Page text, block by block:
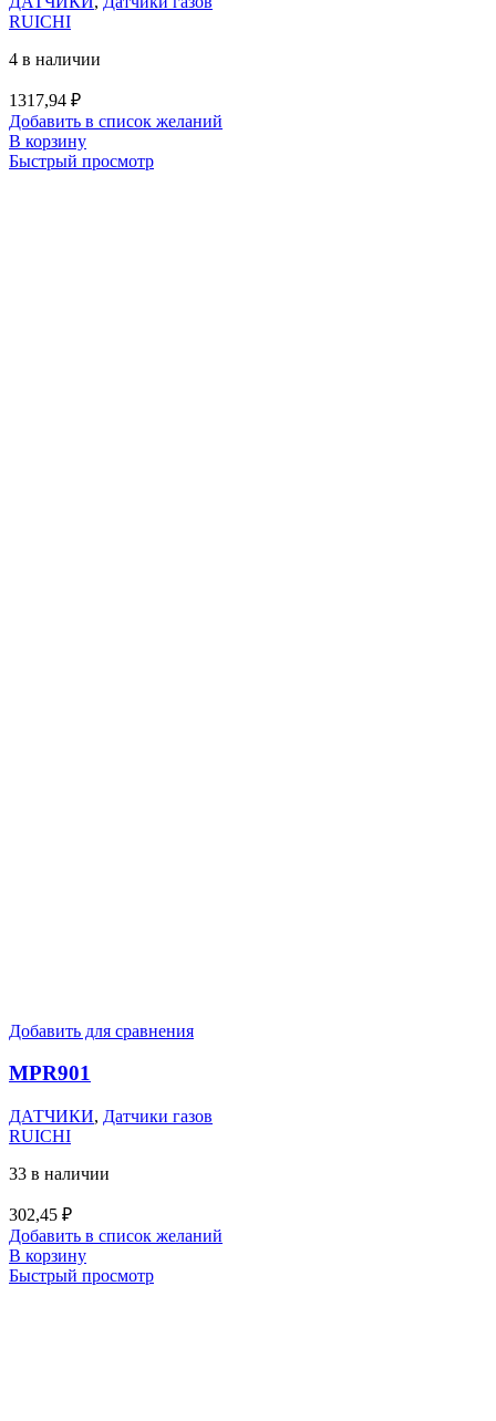
RUICHI
4 в наличии
1317,94 ₽
Добавить в список желаний
В корзину
Быстрый просмотр
Добавить для сравнения
MPR901
ДАТЧИКИ, Датчики газов
RUICHI
33 в наличии
302,45 ₽
Добавить в список желаний
В корзину
Быстрый просмотр